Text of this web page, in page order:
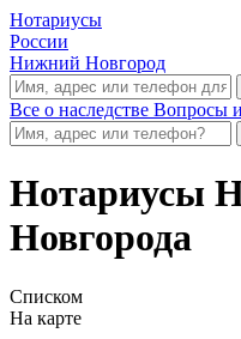
Нотариусы
России
Нижний Новгород
Все о наследстве Вопросы
Нотариусы
Новгорода
Списком
На карте